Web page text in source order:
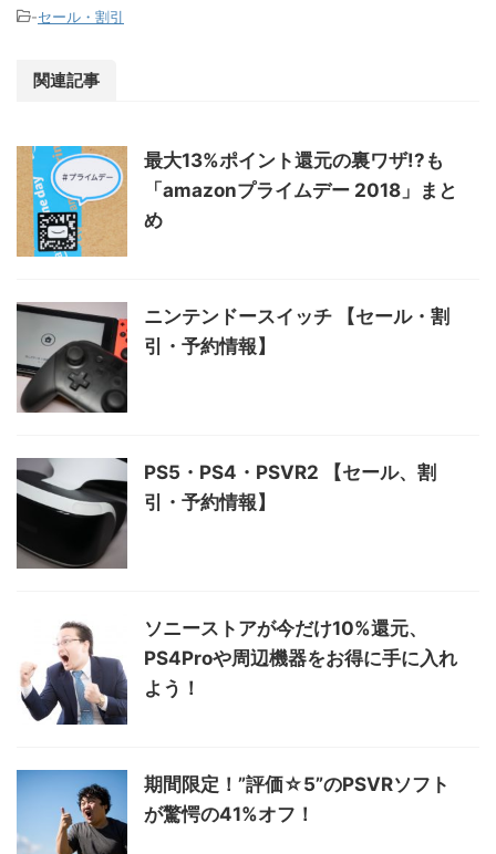
-セール・割引
関連記事
最大13%ポイント還元の裏ワザ!?も
「amazonプライムデー 2018」まと
め
ニンテンドースイッチ 【セール・割
引・予約情報】
PS5・PS4・PSVR2 【セール、割
引・予約情報】
ソニーストアが今だけ10%還元、
PS4Proや周辺機器をお得に手に入れ
よう！
期間限定！”評価☆5”のPSVRソフト
が驚愕の41%オフ！